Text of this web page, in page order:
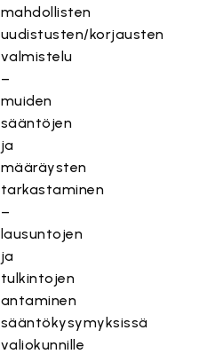
mahdollisten
uudistusten/korjausten
valmistelu
–
muiden
sääntöjen
ja
määräysten
tarkastaminen
–
lausuntojen
ja
tulkintojen
antaminen
sääntökysymyksissä
valiokunnille